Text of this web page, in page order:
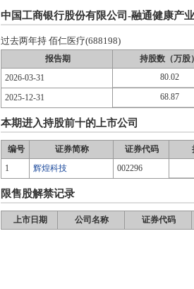
中国工商银行股份有限公司-融通健康产
过去两年持 佰仁医疗(688198)
报告期
持股数（万股
2026-03-31
80.02
2025-12-31 68.87
本期进入持股前十的上市公司
编号 证券简称 证券代码
1
辉煌科技 002296
限售股解禁记录
上市日期 公司名称 证券代码